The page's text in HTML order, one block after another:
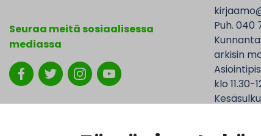
Seuraa meitä sosiaalisessa
mediassa
Puh. 040
arkisin
klo 11.30-